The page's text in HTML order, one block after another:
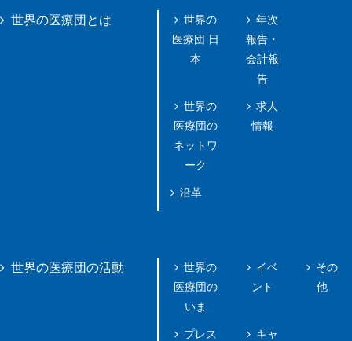
世界の医療団とは
世界の
医療団 日
本
世界の
医療団の
ネットワ
ーク
沿革
年次
報告・
会計報
告
求人
情報
世界の医療団の活動
世界の
医療団の
いま
プレス
イベ
ント
キャ
その
他